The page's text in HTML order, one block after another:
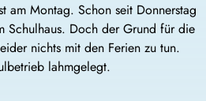
am Montag. Schon seit Donnerstag
Schulhaus. Doch der Grund für die
nichts mit den Ferien zu tun.
lahmgelegt.